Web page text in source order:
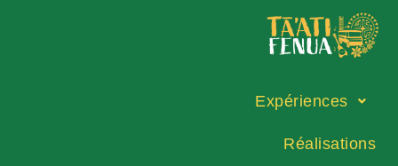
Expériences
Réalisations